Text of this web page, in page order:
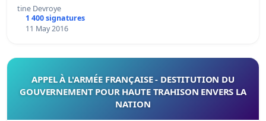
tine Devroye
1 400 signatures
11 May 2016
APPEL À L'ARMÉE FRANÇAISE - DESTITUTION DU
GOUVERNEMENT POUR HAUTE TRAHISON ENVERS LA
NATION